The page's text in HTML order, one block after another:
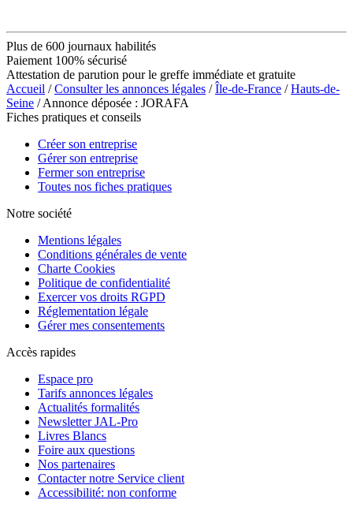
Plus de 600 journaux habilités
Paiement 100% sécurisé
Attestation de parution pour le greffe immédiate et gratuite
Accueil /Consulter les annonces légales /Île-de-France /Hauts-de-
Seine / Annonce déposée : JORAFA
Fiches pratiques et conseils
Créer son entreprise
Gérer son entreprise
Fermer son entreprise
Toutes nos fiches pratiques
Notre société
Mentions légales
Conditions générales de vente
Charte Cookies
Politique de confidentialité
Exercer vos droits RGPD
Réglementation légale
Gérer mes consentements
Accès rapides
Espace pro
Tarifs annonces légales
Actualités formalités
Newsletter JAL-Pro
Livres Blancs
Foire aux questions
Nos partenaires
Contacter notre Service client
Accessibilité: non conforme